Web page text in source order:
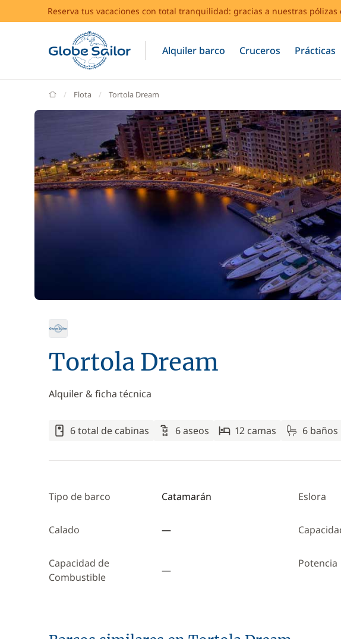
Reserva tus vacaciones con total tranquilidad: gracias a nuestras
Alquiler barco Cruceros Prácticas
GlobeSailor
Flota Tortola Dream
Tortola Dream
Alquiler & ficha técnica
6 total de cabinas 6 aseos 12 camas 6 baños
Tipo de barco Catamarán Eslora
Calado —
Capacidad de
Combustible
—
Potencia